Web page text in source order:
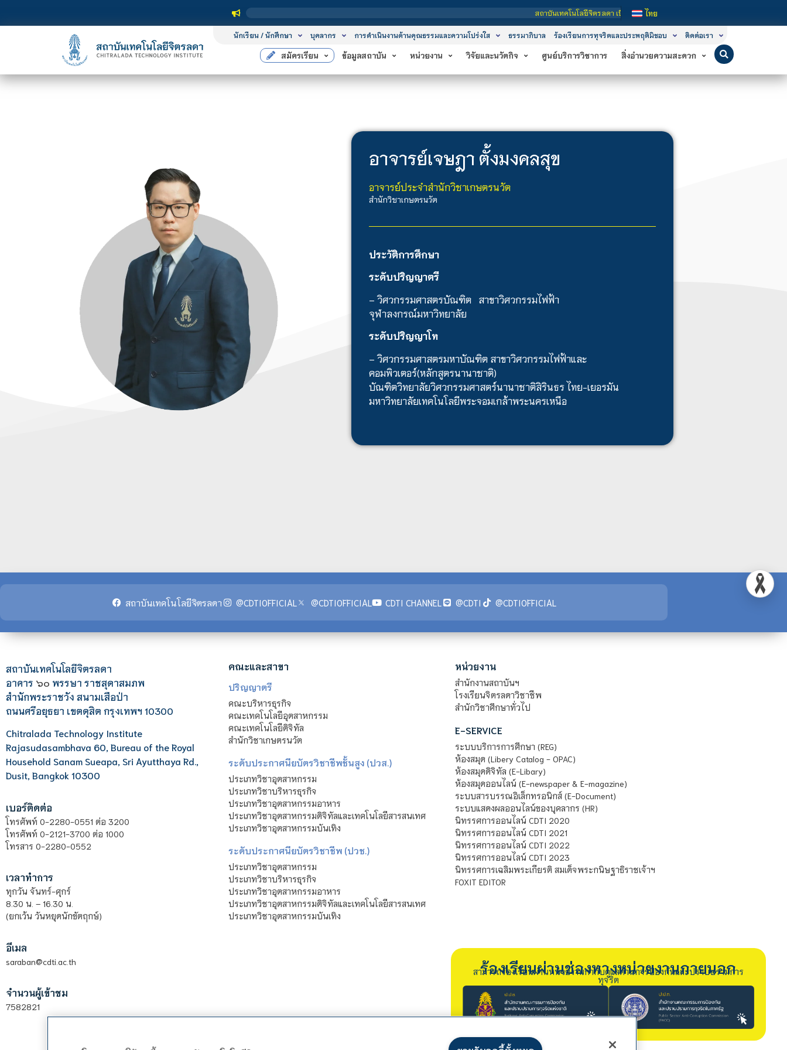
สถาบันเทคโนโลยีจิตรลดา เป็นสถาบันอุดมศึกษาในกำกับของรัฐ เปิดหลักสูตรการเรียน
ไทย
นักเรียน / นักศึกษา บุคลากร การดำเนินงานด้านคุณธรรมและความโปร่งใส ธรรมาภิบาล ร้องเรียนการทุจริตและประพฤติมิชอบ ติดต่อเรา
สมัครเรียน ข้อมูลสถาบัน หน่วยงาน วิจัยและนวัตกิจ ศูนย์บริการวิชาการ สิ่งอำนวยความสะดวก
อาจารย์เจษฎา ตั้งมงคลสุข
อาจารย์ประจำสำนักวิชาเกษตรนวัต
สำนักวิชาเกษตรนวัต
ประวัติการศึกษา
ระดับปริญญาตรี
– วิศวกรรมศาสตรบัณฑิต สาขาวิศวกรรมไฟฟ้า
จุฬาลงกรณ์มหาวิทยาลัย
ระดับปริญญาโท
– วิศวกรรมศาสตรมหาบัณฑิต สาขาวิศวกรรมไฟฟ้าและ
คอมพิวเตอร์(หลักสูตรนานาชาติ)
บัณฑิตวิทยาลัยวิศวกรรมศาสตร์นานาชาติสิรินธร ไทย-เยอรมัน
มหาวิทยาลัยเทคโนโลยีพระจอมเกล้าพระนครเหนือ
สถาบันเทคโนโลยีจิตรลดา @CDTIOFFICIAL @CDTIOFFICIAL CDTI CHANNEL @CDTI @CDTIOFFICIAL
สถาบันเทคโนโลยีจิตรลดา
อาคาร ๖๐ พรรษา ราชสุดาสมภพ
สำนักพระราชวัง สนามเสือป่า
ถนนศรีอยุธยา เขตดุสิต กรุงเทพฯ 10300
Chitralada Technology Institute
Rajasudasambhava 60, Bureau of the Royal
Household Sanam Sueapa, Sri Ayutthaya Rd.,
Dusit, Bangkok 10300
เบอร์ติดต่อ
โทรศัพท์ 0-2280-0551 ต่อ 3200
โทรศัพท์ 0-2121-3700 ต่อ 1000
โทรสาร 0-2280-0552
เวลาทำการ
ทุกวัน จันทร์-ศุกร์
8.30 น. – 16.30 น.
(ยกเว้น วันหยุดนักขัตฤกษ์)
อีเมล
saraban@cdti.ac.th
จำนวนผู้เข้าชม
7582821
คณะและสาขา
ปริญญาตรี
คณะบริหารธุรกิจ
คณะเทคโนโลยีอุตสาหกรรม
คณะเทคโนโลยีดิจิทัล
สำนักวิชาเกษตรนวัต
ระดับประกาศนียบัตรวิชาชีพชั้นสูง (ปวส.)
ประเภทวิชาอุตสาหกรรม
ประเภทวิชาบริหารธุรกิจ
ประเภทวิชาอุตสาหกรรมอาหาร
ประเภทวิชาอุตสาหกรรมดิจิทัลและเทคโนโลยีสารสนเทศ
ประเภทวิชาอุตสาหกรรมบันเทิง
ระดับประกาศนียบัตรวิชาชีพ (ปวช.)
ประเภทวิชาอุตสาหกรรม
ประเภทวิชาบริหารธุรกิจ
ประเภทวิชาอุตสาหกรรมอาหาร
ประเภทวิชาอุตสาหกรรมดิจิทัลและเทคโนโลยีสารสนเทศ
ประเภทวิชาอุตสาหกรรมบันเทิง
หน่วยงาน
สำนักงานสถาบันฯ
โรงเรียนจิตรลดาวิชาชีพ
สำนักวิชาศึกษาทั่วไป
E-SERVICE
ระบบบริการการศึกษา (REG)
ห้องสมุด (Libery Catalog - OPAC)
ห้องสมุดดิจิทัล (E-Libary)
ห้องสมุดออนไลน์ (E-newspaper & E-magazine)
ระบบสารบรรณอิเล็กทรอนิกส์ (E-Document)
ระบบแสดงผลออนไลน์ของบุคลากร (HR)
นิทรรศการออนไลน์ CDTI 2020
นิทรรศการออนไลน์ CDTI 2021
นิทรรศการออนไลน์ CDTI 2022
นิทรรศการออนไลน์ CDTI 2023
นิทรรศการเฉลิมพระเกียรติ สมเด็จพระกนิษฐาธิราชเจ้าฯ
FOXIT EDITOR
ร้องเรียนผ่านช่องทางหน่วยงานภายนอก
สามารถร้องเรียนผ่านหน่วยงานกำกับดูแลด้านการป้องกันและปราบปรามการ
ทุจริต